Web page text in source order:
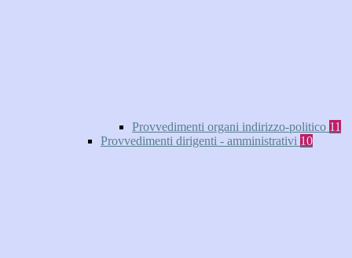
Provvedimenti organi indirizzo-politico 11
Provvedimenti dirigenti - amministrativi 10